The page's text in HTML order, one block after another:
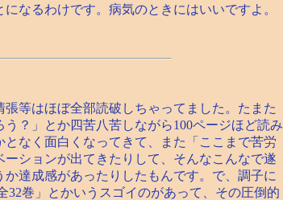
なるわけです。病気のときにはいいですよ。
等はほぼ全部読破しちゃってました。たまた
？」とか四苦八苦しながら100ページほど読み
なく面白くなってきて、また「ここまで苦労
ションが出てきたりして、そんなこんなで遂
達成感があったりしたもんです。で、調子に
巻」とかいうスゴイのがあって、その圧倒的